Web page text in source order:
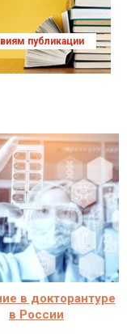
публикации
в докторантуре
в России